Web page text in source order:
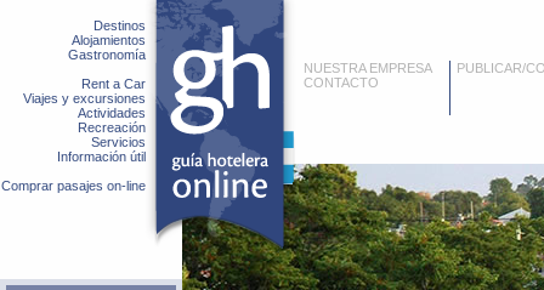
Destinos
Alojamientos
Gastronomía
Rent a Car
Viajes y excursiones
Actividades
Recreación
Servicios
Información útil
Comprar pasajes on-line
NUESTRA EMPRESA
CONTACTO
PUBLICAR/